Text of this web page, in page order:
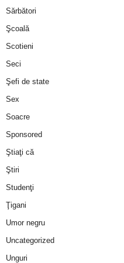
Sărbători
Şcoală
Scotieni
Seci
Şefi de state
Sex
Soacre
Sponsored
Ştiaţi că
Ştiri
Studenţi
Ţigani
Umor negru
Uncategorized
Unguri